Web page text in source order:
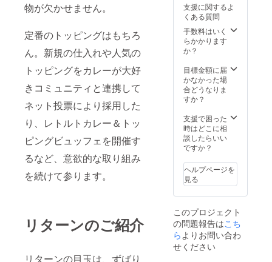
物が欠かせません。
定番のトッピングはもちろ
ん。新規の仕入れや人気の
トッピングをカレーが大好
きコミュニティと連携して
ネット投票により採用した
り、レトルトカレー＆トッ
ピングビュッフェを開催す
るなど、意欲的な取り組み
を続けて参ります。
リターンのご紹介
リターンの目玉は、ずばり
ピング
を食べ
る場合
は合計
期限内
100円
（税
ります
※お持ち
帰りは
できま
トッピ
ングは
別料金
です ※
切や臨
時休業
の際は
ご利用
いただ
支援に関するよ
くある質問
手数料はいく
らかかります
か？
目標金額に届
かなかった場
合どうなりま
すか？
支援で困った
時はどこに相
談したらいい
ですか？
ヘルプページを
見る
このプロジェクト
の問題報告はこち
らよりお問い合わ
せください